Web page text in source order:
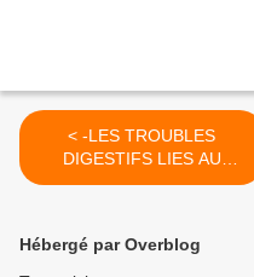
< -LES TROUBLES
DIGESTIFS LIES AU
STRESS-
Hébergé par Overblog